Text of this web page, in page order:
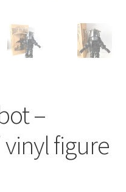
–
vinyl figure